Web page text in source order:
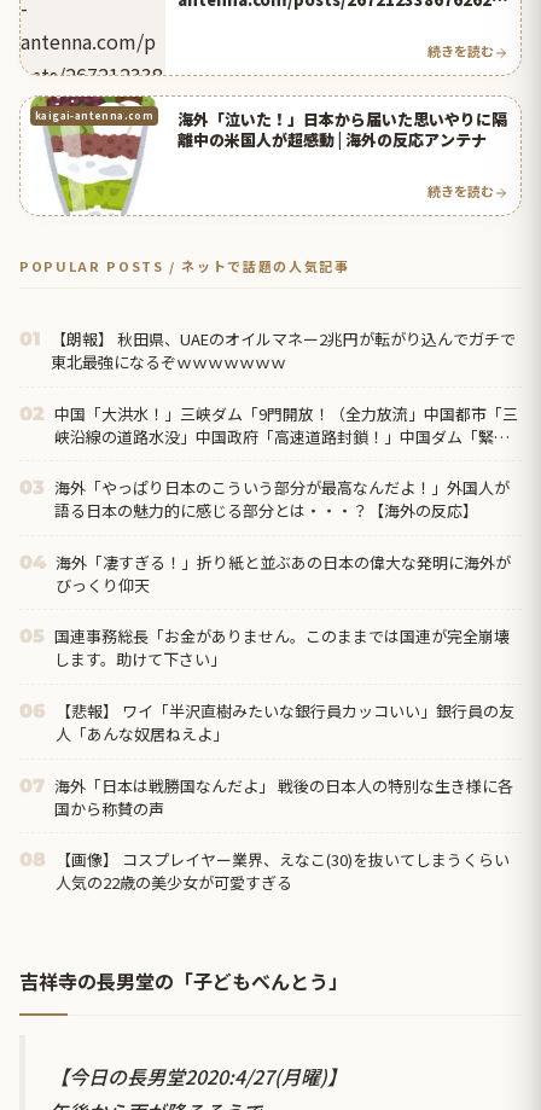
続きを読む
kaigai-antenna.com
海外「泣いた！」日本から届いた思いやりに隔
離中の米国人が超感動 | 海外の反応アンテナ
続きを読む
POPULAR POSTS / ネットで話題の人気記事
01
【朗報】 秋田県、UAEのオイルマネー2兆円が転がり込んでガチで
東北最強になるぞｗｗｗｗｗｗｗ
02 中国「大洪水！」三峡ダム「9門開放！（全力放流」中国都市「三
峡沿線の道路水没」中国政府「高速道路封鎖！」中国ダム「緊急
03 海外「やっぱり日本のこういう部分が最高なんだよ！」外国人が
語る日本の魅力的に感じる部分とは・・・？【海外の反応】
04 海外「凄すぎる！」折り紙と並ぶあの日本の偉大な発明に海外が
びっくり仰天
05 国連事務総長「お金がありません。このままでは国連が完全崩壊
します。助けて下さい」
06
【悲報】 ワイ「半沢直樹みたいな銀行員カッコいい」銀行員の友
人「あんな奴居ねえよ」
07 海外「日本は戦勝国なんだよ」 戦後の日本人の特別な生き様に各
国から称賛の声
08
【画像】 コスプレイヤー業界、えなこ(30)を抜いてしまうくらい
人気の22歳の美少女が可愛すぎる
吉祥寺の長男堂の「子どもべんとう」
【今日の長男堂2020:4/27(月曜)】